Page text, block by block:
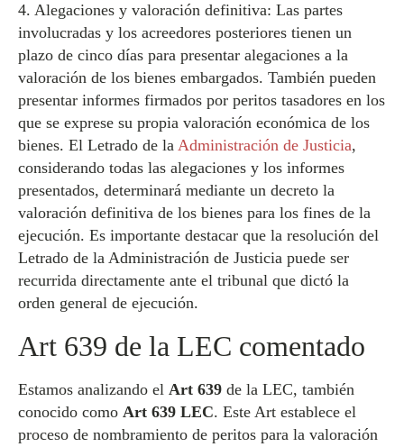
4. Alegaciones y valoración definitiva: Las partes
involucradas y los acreedores posteriores tienen un
plazo de cinco días para presentar alegaciones a la
valoración de los bienes embargados. También pueden
presentar informes firmados por peritos tasadores en los
que se exprese su propia valoración económica de los
bienes. El Letrado de la Administración de Justicia,
considerando todas las alegaciones y los informes
presentados, determinará mediante un decreto la
valoración definitiva de los bienes para los fines de la
ejecución. Es importante destacar que la resolución del
Letrado de la Administración de Justicia puede ser
recurrida directamente ante el tribunal que dictó la
orden general de ejecución.
Art 639 de la LEC comentado
Estamos analizando el Art 639 de la LEC, también
conocido como Art 639 LEC. Este Art establece el
proceso de nombramiento de peritos para la valoración